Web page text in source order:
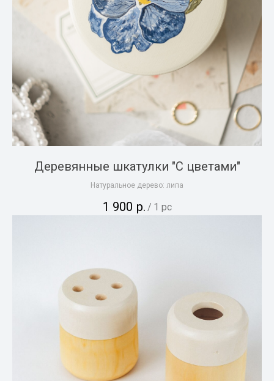
Деревянные шкатулки "С цветами"
Натуральное дерево: липа
1 900 р. / 1 pc